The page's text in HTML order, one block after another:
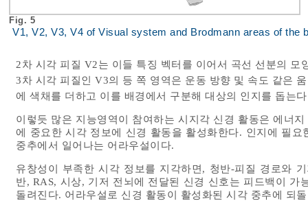
Fig. 5
V1, V2, V3, V4 of Visual system and Brodmann areas of the
2차 시각 피질 V2는 이들 특징 벡터를 이어서 곡선 선분의
3차 시각 피질인 V3의 등 쪽 영역은 운동 방향 및 속도 같은
에 색채를 더하고 이를 배경에서 구분해 대상의 인지를 돕는
이렇듯 많은 지능영역이 참여하는 시지각 신경 활동은 에너
에 중요한 시각 정보에 신경 활동을 활성화한다. 인지에 필
중추에서 일어나는 어라우설이다.
유창성이 부족한 시각 정보를 지각하면, 청반-피질 경로와
반, RAS, 시상, 기저 전뇌에 전달된 신경 신호는 피드백이
돌려진다. 어라우설로 신경 활동이 활성화된 시각 중추에 되